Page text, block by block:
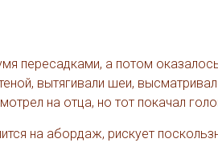
пересадками, а потом
вытягивали шеи,
на отца, но тот покачал
на абордаж, рискует